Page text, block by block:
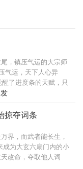
的叶歌，进图随便打
一发不可收拾，成为
没丹药，去杀鸡，没
打鸡。 他坚信这个爆
，镇压气运的大宗师
气运，天下人心异
了进度条的天赋，只
将一切化为可能！ 气
内丹术，挖掘人体大
？ 不过在挖掘人体大
这样才能保住自己
长生，就得先把刻入
这是一个以八段
天下风云的长生故
掠夺词条
界，而武者能长生，
为大玄六扇门内的小
改命，夺取他人词